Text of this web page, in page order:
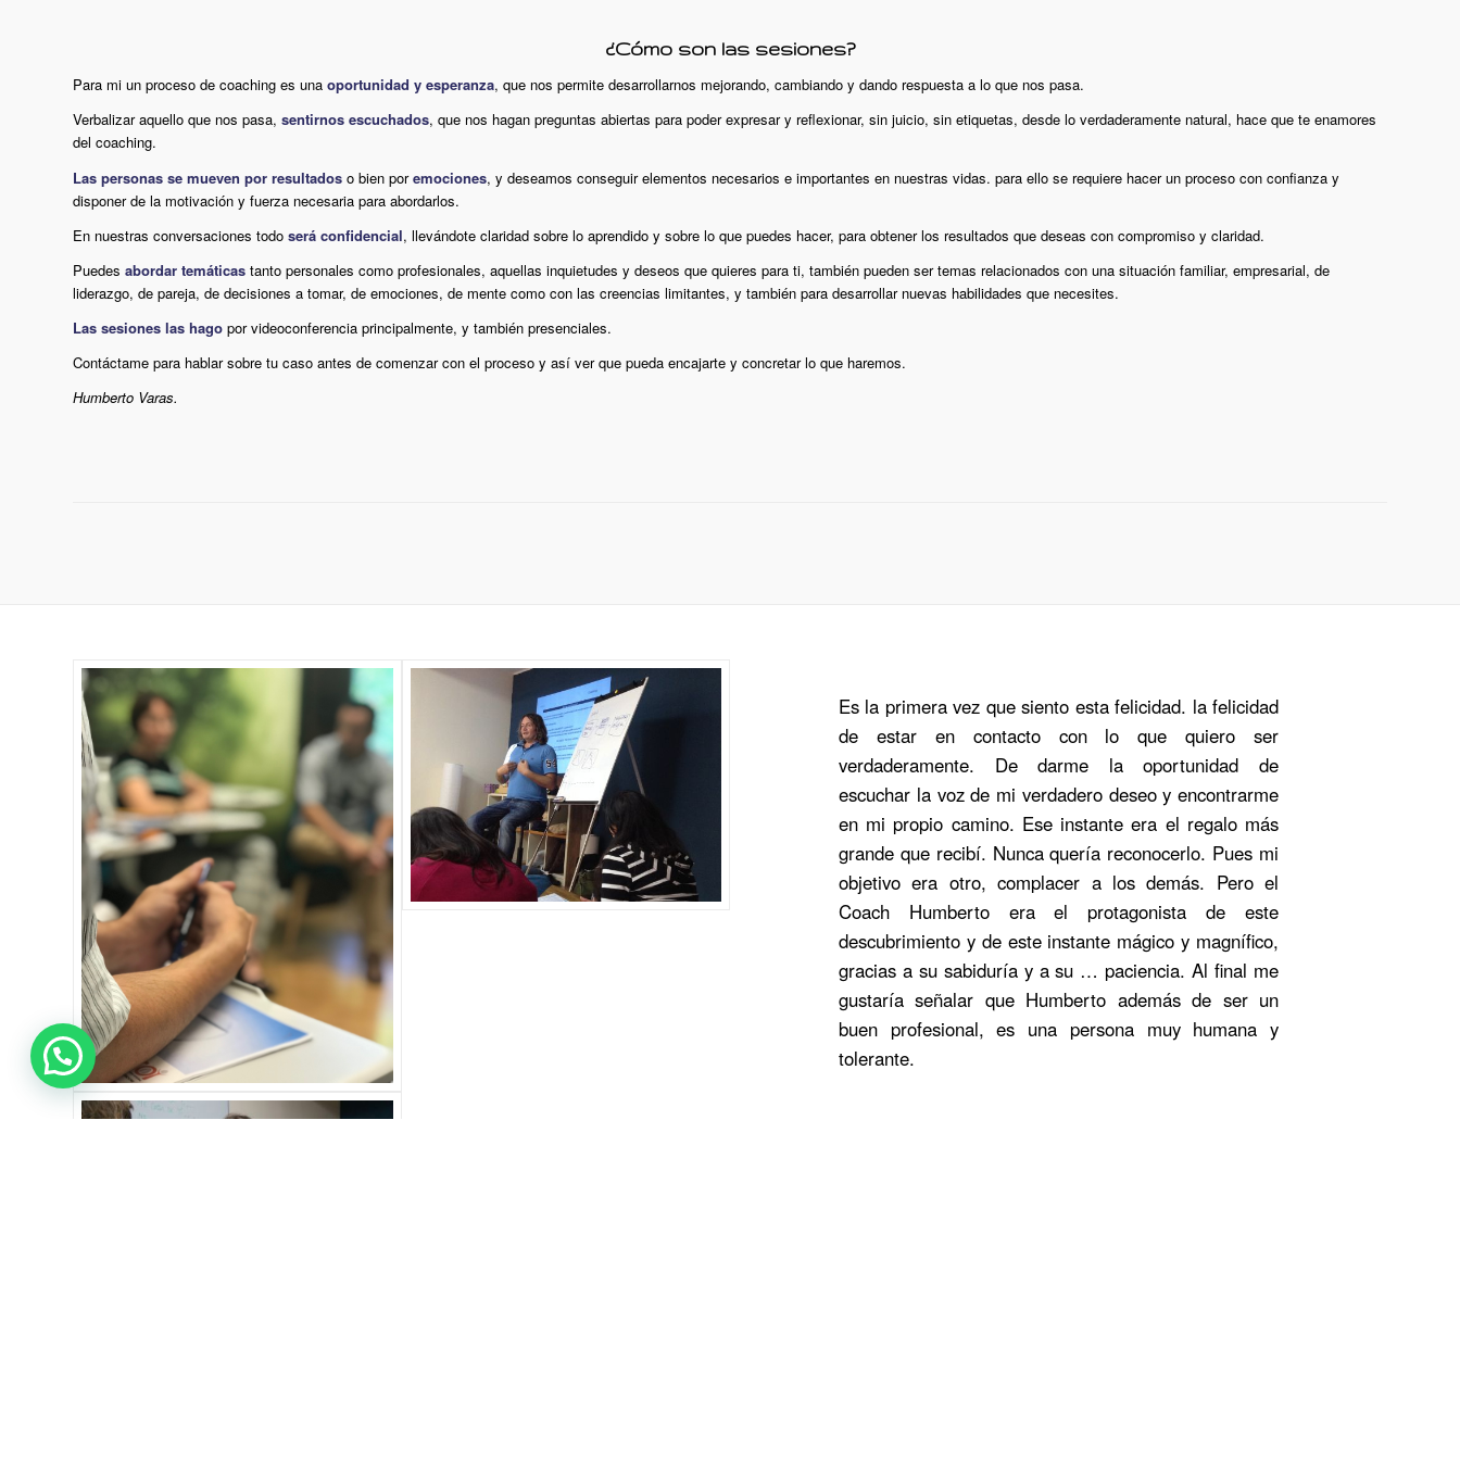
¿Cómo son las sesiones?
Para mi un proceso de coaching es una oportunidad y esperanza, que nos permite desarrollarnos mejorando, cambiando y dando respuesta a lo que nos pasa.
Verbalizar aquello que nos pasa, sentirnos escuchados, que nos hagan preguntas abiertas para poder expresar y reflexionar, sin juicio, sin etiquetas, desde lo verdaderamente natural, hace que te enamores
del coaching.
Las personas se mueven por resultados o bien poremociones, y deseamos conseguir elementos necesarios e importantes en nuestras vidas. para ello se requiere hacer un proceso con confianza y
disponer de la motivación y fuerza necesaria para abordarlos.
En nuestras conversaciones todo será confidencial, llevándote claridad sobre lo aprendido y sobre lo que puedes hacer, para obtener los resultados que deseas con compromiso y claridad.
Puedes abordar temáticas tanto personales como profesionales, aquellas inquietudes y deseos que quieres para ti, también pueden ser temas relacionados con una situación familiar, empresarial, de
liderazgo, de pareja, de decisiones a tomar, de emociones, de mente como con las creencias limitantes, y también para desarrollar nuevas habilidades que necesites.
Las sesiones las hago por videoconferencia principalmente, y también presenciales.
Contáctame para hablar sobre tu caso antes de comenzar con el proceso y así ver que pueda encajarte y concretar lo que haremos.
Humberto Varas.
Es la primera vez que siento esta felicidad. la felicidad
de estar en contacto con lo que quiero ser
verdaderamente. De darme la oportunidad de
escuchar la voz de mi verdadero deseo y encontrarme
en mi propio camino. Ese instante era el regalo más
grande que recibí. Nunca quería reconocerlo. Pues mi
objetivo era otro, complacer a los demás. Pero el
Coach Humberto era el protagonista de este
descubrimiento y de este instante mágico y magnífico,
gracias a su sabiduría y a su … paciencia. Al final me
gustaría señalar que Humberto además de ser un
buen profesional, es una persona muy humana y
tolerante.